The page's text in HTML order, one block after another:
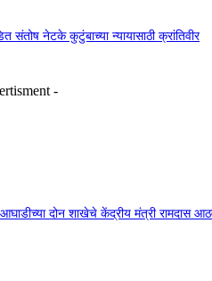
संतोष नेटके कुटुंबाच्या न्यायासाठी क्रांतिवीर
-
दोन शाखेचे केंद्रीय मंत्री रामदास